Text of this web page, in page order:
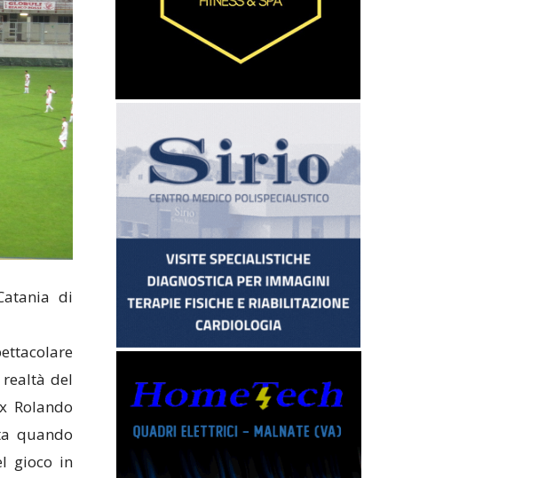
di
del
Rolando
quando
gioco in